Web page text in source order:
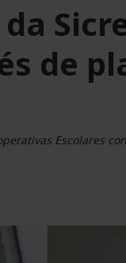
de
Escolares